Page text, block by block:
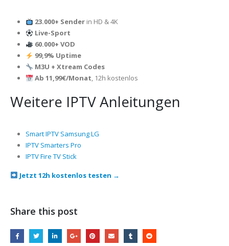
23.000+ Senderin HD & 4K
Live-Sport
60.000+ VOD
99,9% Uptime
M3U + Xtream Codes
Ab 11,99€/Monat, 12h kostenlos
Weitere IPTV Anleitungen
Smart IPTV Samsung LG
IPTV Smarters Pro
IPTV Fire TV Stick
Jetzt 12h kostenlos testen →
Share this post